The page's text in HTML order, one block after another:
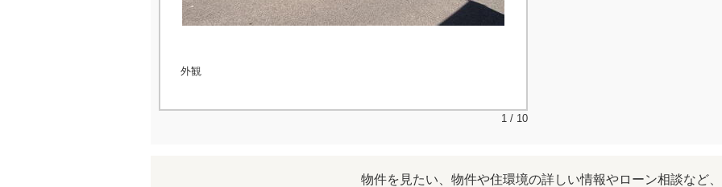
外観
1 / 10
物件を見たい、物件や住環境の詳しい情報やローン相談など、